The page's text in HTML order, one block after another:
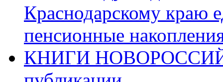
Краснодарскому краю
пенсионные
КНИГИ